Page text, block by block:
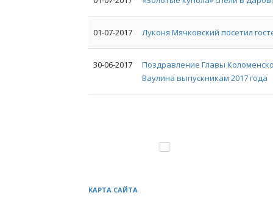
01-07-2017 Луконя Мячковский посетил
30-06-2017
Поздравление Главы
Ваулина выпускникам 2017 года
КАРТА САЙТА